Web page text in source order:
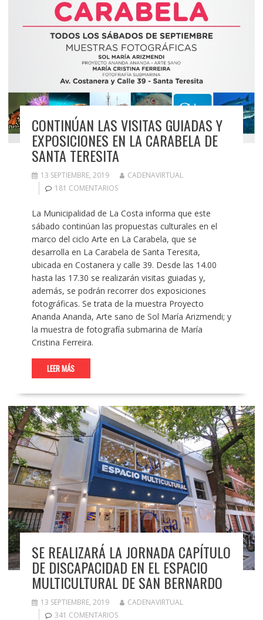
CONTINÚAN LAS VISITAS GUIADAS Y
EXPOSICIONES EN LA CARABELA DE
SANTA TERESITA
13 SEPTIEMBRE, 2019
CADENAVIRTUAL
181 COMENTARIOS
La Municipalidad de La Costa informa que este
sábado continúan las propuestas culturales en el
marco del ciclo Arte en La Carabela, que se
desarrolla en La Carabela de Santa Teresita,
ubicada en Costanera y calle 39. Desde las 14.00
hasta las 17.30 se realizarán visitas guiadas y,
además, se podrán recorrer dos exposiciones
fotográficas. Se trata de la muestra Proyecto
Ananda Ananda, Arte sano de Sol María Arizmendi; y
la muestra de fotografía submarina de María
Cristina Ferreira.
LEER MÁS
SE REALIZARÁ LA JORNADA CAPÍTULO
DE DISCAPACIDAD EN EL ESPACIO
MULTICULTURAL DE SAN BERNARDO
13 SEPTIEMBRE, 2019
CADENAVIRTUAL
341 COMENTARIOS